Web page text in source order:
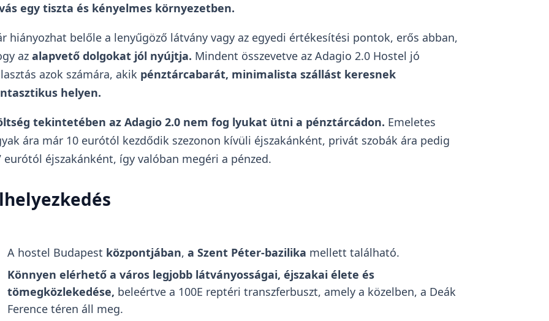
egy tiszta és kényelmes környezetben.
hiányozhat belőle a lenyűgöző látvány vagy az egyedi értékesítési pontok, erős abban,
az alapvető dolgokat jól nyújtja. Mindent összevetve az Adagio 2.0 Hostel jó
azok számára, akik pénztárcabarát, minimalista szállást keresnek
helyen.
tekintetében az Adagio 2.0 nem fog lyukat ütni a pénztárcádon. Emeletes
ára már 10 eurótól kezdődik szezonon kívüli éjszakánként, privát szobák ára pedig
eurótól éjszakánként, így valóban megéri a pénzed.
A hostel Budapest központjában, a Szent Péter-bazilika mellett található.
Könnyen elérhető a város legjobb látványosságai, éjszakai élete és
tömegközlekedése, beleértve a 100E reptéri transzferbuszt, amely a közelben, a Deák
Ference téren áll meg.